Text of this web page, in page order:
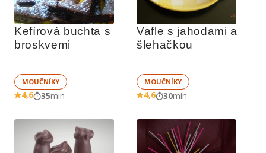
Kefírová buchta s
broskvemi
MOUČNÍKY
4,6 35min
Vafle s jahodami a
šlehačkou
MOUČNÍKY
4,6 30min